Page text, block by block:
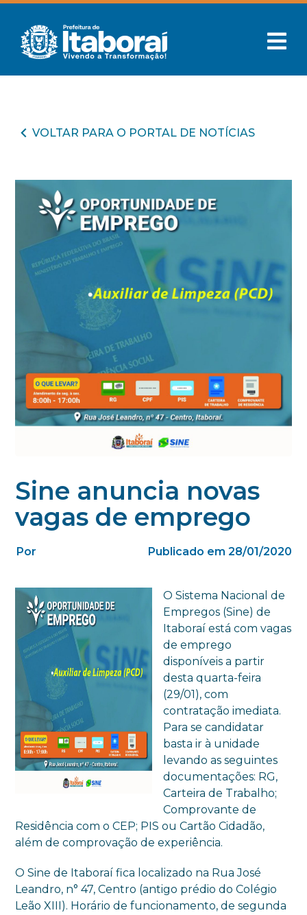
VOLTAR PARA O PORTAL DE NOTÍCIAS
Sine anuncia novas
vagas de emprego
Por Publicado em 28/01/2020
O Sistema Nacional de
Empregos (Sine) de
Itaboraí está com vagas
de emprego
disponíveis a partir
desta quarta-feira
(29/01), com
contratação imediata.
Para se candidatar
basta ir à unidade
levando as seguintes
documentações: RG,
Carteira de Trabalho;
Comprovante de
Residência com o CEP; PIS ou Cartão Cidadão,
além de comprovação de experiência.
O Sine de Itaboraí fica localizado na Rua José
Leandro, n° 47, Centro (antigo prédio do Colégio
Leão XIII). Horário de funcionamento, de segunda